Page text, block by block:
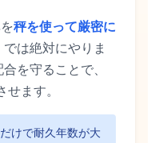
秤を使って厳密に
は絶対にやりま
を守ることで、
せます。
けで耐久年数が大